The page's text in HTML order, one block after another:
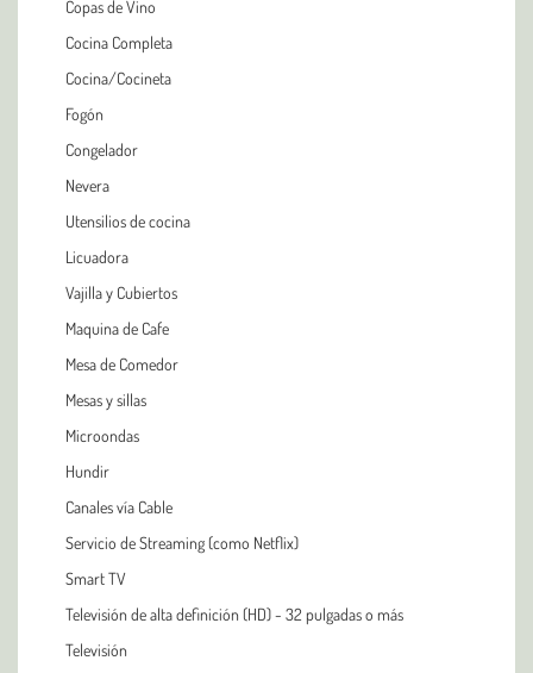
Copas de Vino
Cocina Completa
Cocina/Cocineta
Fogón
Congelador
Nevera
Utensilios de cocina
Licuadora
Vajilla y Cubiertos
Maquina de Cafe
Mesa de Comedor
Mesas y sillas
Microondas
Hundir
Canales vía Cable
Servicio de Streaming (como Netflix)
Smart TV
Televisión de alta definición (HD) - 32 pulgadas o más
Televisión